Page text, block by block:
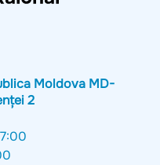
Moldova MD-
2